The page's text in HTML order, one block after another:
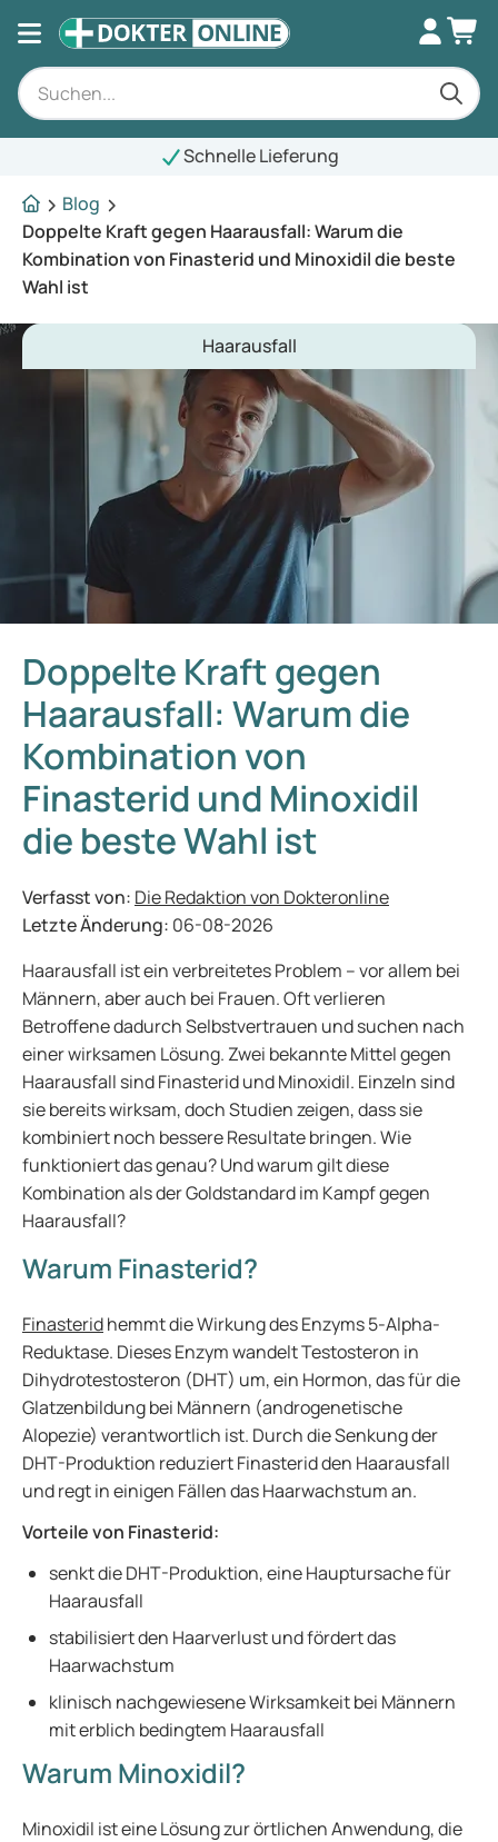
Schnelle Lieferung
Blog
Doppelte Kraft gegen Haarausfall: Warum die
Kombination von Finasterid und Minoxidil die beste
Wahl ist
Haarausfall
Doppelte Kraft gegen
Haarausfall: Warum die
Kombination von
Finasterid und Minoxidil
die beste Wahl ist
Verfasst von: Die Redaktion von Dokteronline
Letzte Änderung: 06-08-2026
Haarausfall ist ein verbreitetes Problem – vor allem bei
Männern, aber auch bei Frauen. Oft verlieren
Betroffene dadurch Selbstvertrauen und suchen nach
einer wirksamen Lösung. Zwei bekannte Mittel gegen
Haarausfall sind Finasterid und Minoxidil. Einzeln sind
sie bereits wirksam, doch Studien zeigen, dass sie
kombiniert noch bessere Resultate bringen. Wie
funktioniert das genau? Und warum gilt diese
Kombination als der Goldstandard im Kampf gegen
Haarausfall?
Warum Finasterid?
Finasteridhemmt die Wirkung des Enzyms 5-Alpha-
Reduktase. Dieses Enzym wandelt Testosteron in
Dihydrotestosteron (DHT) um, ein Hormon, das für die
Glatzenbildung bei Männern (androgenetische
Alopezie) verantwortlich ist. Durch die Senkung der
DHT-Produktion reduziert Finasterid den Haarausfall
und regt in einigen Fällen das Haarwachstum an.
Vorteile von Finasterid:
senkt die DHT-Produktion, eine Hauptursache für
Haarausfall
stabilisiert den Haarverlust und fördert das
Haarwachstum
klinisch nachgewiesene Wirksamkeit bei Männern
mit erblich bedingtem Haarausfall
Warum Minoxidil?
Minoxidil ist eine Lösung zur örtlichen Anwendung, die